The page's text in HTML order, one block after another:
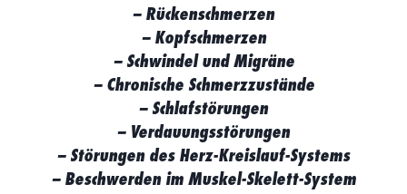
– Rückenschmerzen
– Kopfschmerzen
– Schwindel und Migräne
– Chronische Schmerzzustände
– Schlafstörungen
– Verdauungsstörungen
– Störungen des Herz-Kreislauf-Systems
– Beschwerden im Muskel-Skelett-System